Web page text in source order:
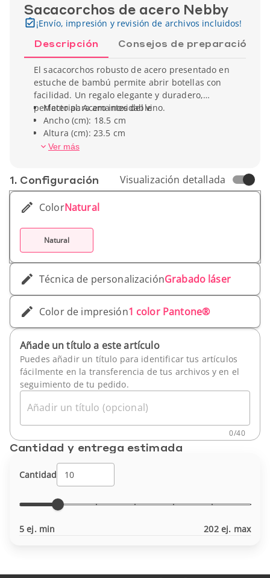
Sacacorchos de acero Nebby
¡Envío, impresión y revisión de archivos incluidos!
Descripción Consejos de preparación
El sacacorchos robusto de acero presentado en
estuche de bambú permite abrir botellas con
facilidad. Un regalo elegante y duradero,
perfecto para amantes del vino.
Material: Acero inoxidable
Ancho (cm): 18.5 cm
Altura (cm): 23.5 cm
Peso unitario: 1040 gr
Ver más
1. Conf­iguración Visualización detallada
ColorNatural
Natural
Técnica de personalizaciónGrabado láser
Color de impresión1 color Pantone®
Añade un título a este artículo
Puedes añadir un título para identificar tus artículos
fácilmente en la transferencia de tus archivos y en el
seguimiento de tu pedido.
Añadir un título (opcional)
0/40
Cantidad y entrega estimada
Cantidad
5 ej. min 202 ej. max